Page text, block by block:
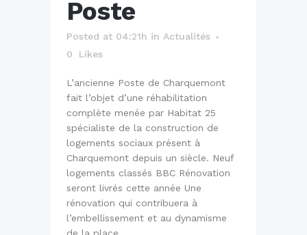
Poste
Posted at 04:21h in Actualités
0
Likes
L’ancienne Poste de Charquemont
fait l’objet d’une réhabilitation
complète menée par Habitat 25
spécialiste de la construction de
logements sociaux présent à
Charquemont depuis un siècle. Neuf
logements classés BBC Rénovation
seront livrés cette année Une
rénovation qui contribuera à
l’embellissement et au dynamisme